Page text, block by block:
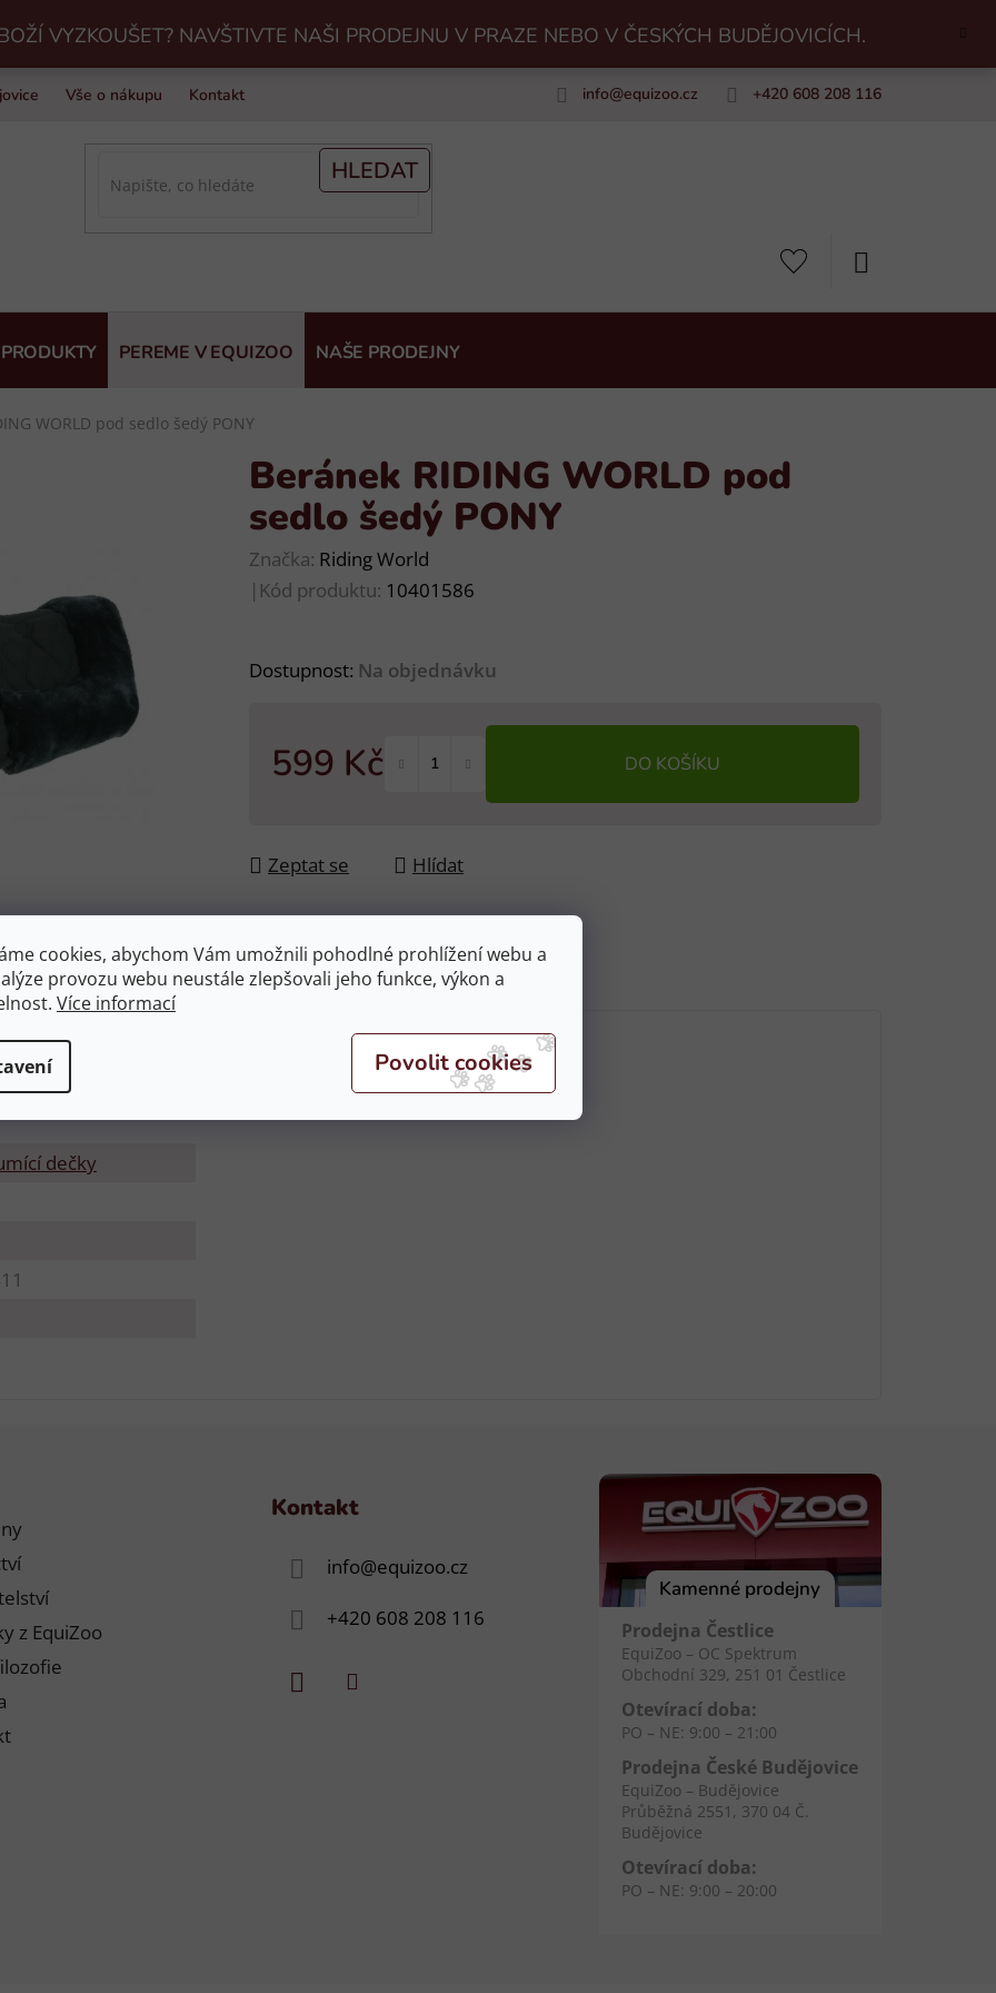
cookies, abychom Vám umožnili pohodlné prohlížení webu a
provozu webu neustále zlepšovali jeho funkce, výkon a
Více informací
VYZKOUŠET? NAVŠTIVTE NAŠI PRODEJNU V PRAZE NEBO V ČESKÝCH BUDĚJOVICÍCH.
Vše o nákupu Kontakt info@equizoo.cz +420 608 208 116
HLEDAT
PEREME V EQUIZOO NAŠE PRODEJNY
WORLD pod sedlo šedý PONY
Beránek RIDING WORLD pod
sedlo šedý PONY
Značka: Riding World
| Kód produktu: 10401586
Dostupnost: Na objednávku
599 Kč DO KOŠÍKU
Zeptat se Hlídat
dečky
z EquiZoo
Kontakt
info@equizoo.cz
+420 608 208 116
Kamenné prodejny
Prodejna Čestlice
EquiZoo – OC Spektrum
Obchodní 329, 251 01 Čestlice
Otevírací doba:
PO – NE: 9:00 – 21:00
Prodejna České Budějovice
EquiZoo – Budějovice
Průběžná 2551, 370 04 Č.
Budějovice
Otevírací doba:
PO – NE: 9:00 – 20:00